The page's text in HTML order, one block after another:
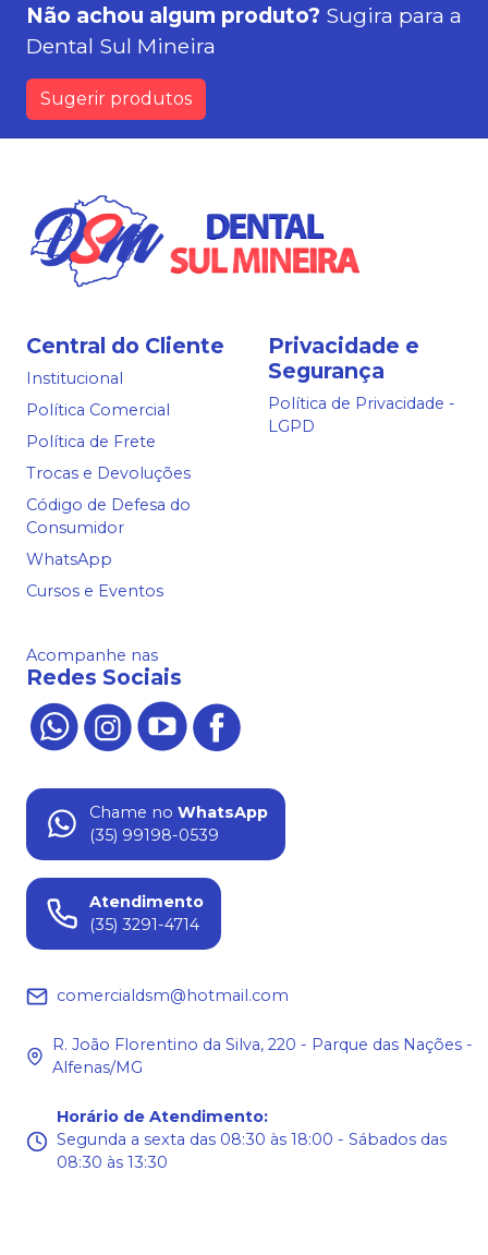
Não achou algum produto? Sugira para a
Dental Sul Mineira
Sugerir produtos
Central do Cliente
Institucional
Política Comercial
Política de Frete
Trocas e Devoluções
Código de Defesa do
Consumidor
WhatsApp
Cursos e Eventos
Privacidade e
Segurança
Política de Privacidade -
LGPD
Acompanhe nas
Redes Sociais
Chame no WhatsApp
(35) 99198-0539
Atendimento
(35) 3291-4714
comercialdsm@hotmail.com
R. João Florentino da Silva, 220 - Parque das Nações -
Alfenas/MG
Horário de Atendimento:
Segunda a sexta das 08:30 às 18:00 - Sábados das
08:30 às 13:30